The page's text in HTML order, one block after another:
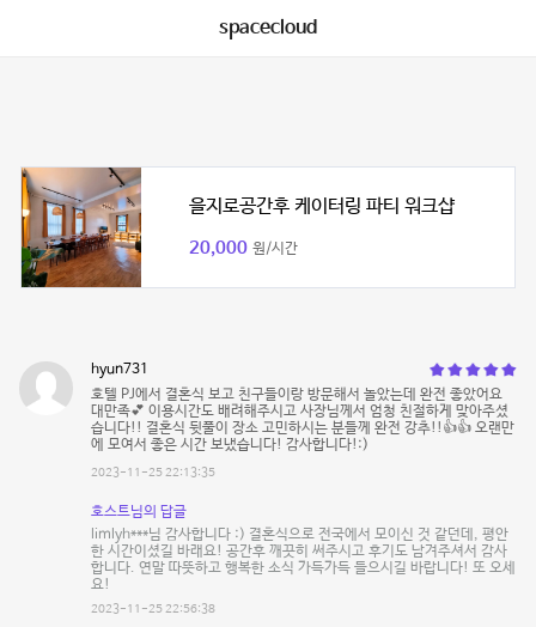
spacecloud
을지로공간후 케이터링 파티 워크샵
20,000 원/시간
hyun731
호텔 PJ에서 결혼식 보고 친구들이랑 방문해서 놀았는데 완전 좋았어요
대만족💕 이용시간도 배려해주시고 사장님께서 엄청 친절하게 맞아주셨
습니다!! 결혼식 뒷풀이 장소 고민하시는 분들께 완전 강추!!👍👍 오랜만
에 모여서 좋은 시간 보냈습니다! 감사합니다!:)
2023-11-25 22:13:35
호스트님의 답글
limlyh***님 감사합니다 :) 결혼식으로 전국에서 모이신 것 같던데, 평안
한 시간이셨길 바래요! 공간후 깨끗히 써주시고 후기도 남겨주셔서 감사
합니다. 연말 따뜻하고 행복한 소식 가득가득 들으시길 바랍니다! 또 오세
요!
2023-11-25 22:56:38